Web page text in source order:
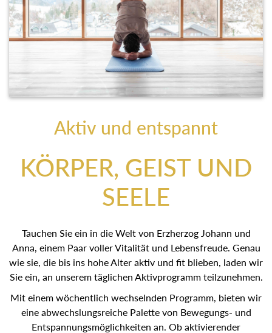
Aktiv und entspannt
KÖRPER, GEIST UND
SEELE
Tauchen Sie ein in die Welt von Erzherzog Johann und
Anna, einem Paar voller Vitalität und Lebensfreude. Genau
wie sie, die bis ins hohe Alter aktiv und fit blieben, laden wir
Sie ein, an unserem täglichen Aktivprogramm teilzunehmen.
Mit einem wöchentlich wechselnden Programm, bieten wir
eine abwechslungsreiche Palette von Bewegungs- und
Entspannungsmöglichkeiten an. Ob aktivierender